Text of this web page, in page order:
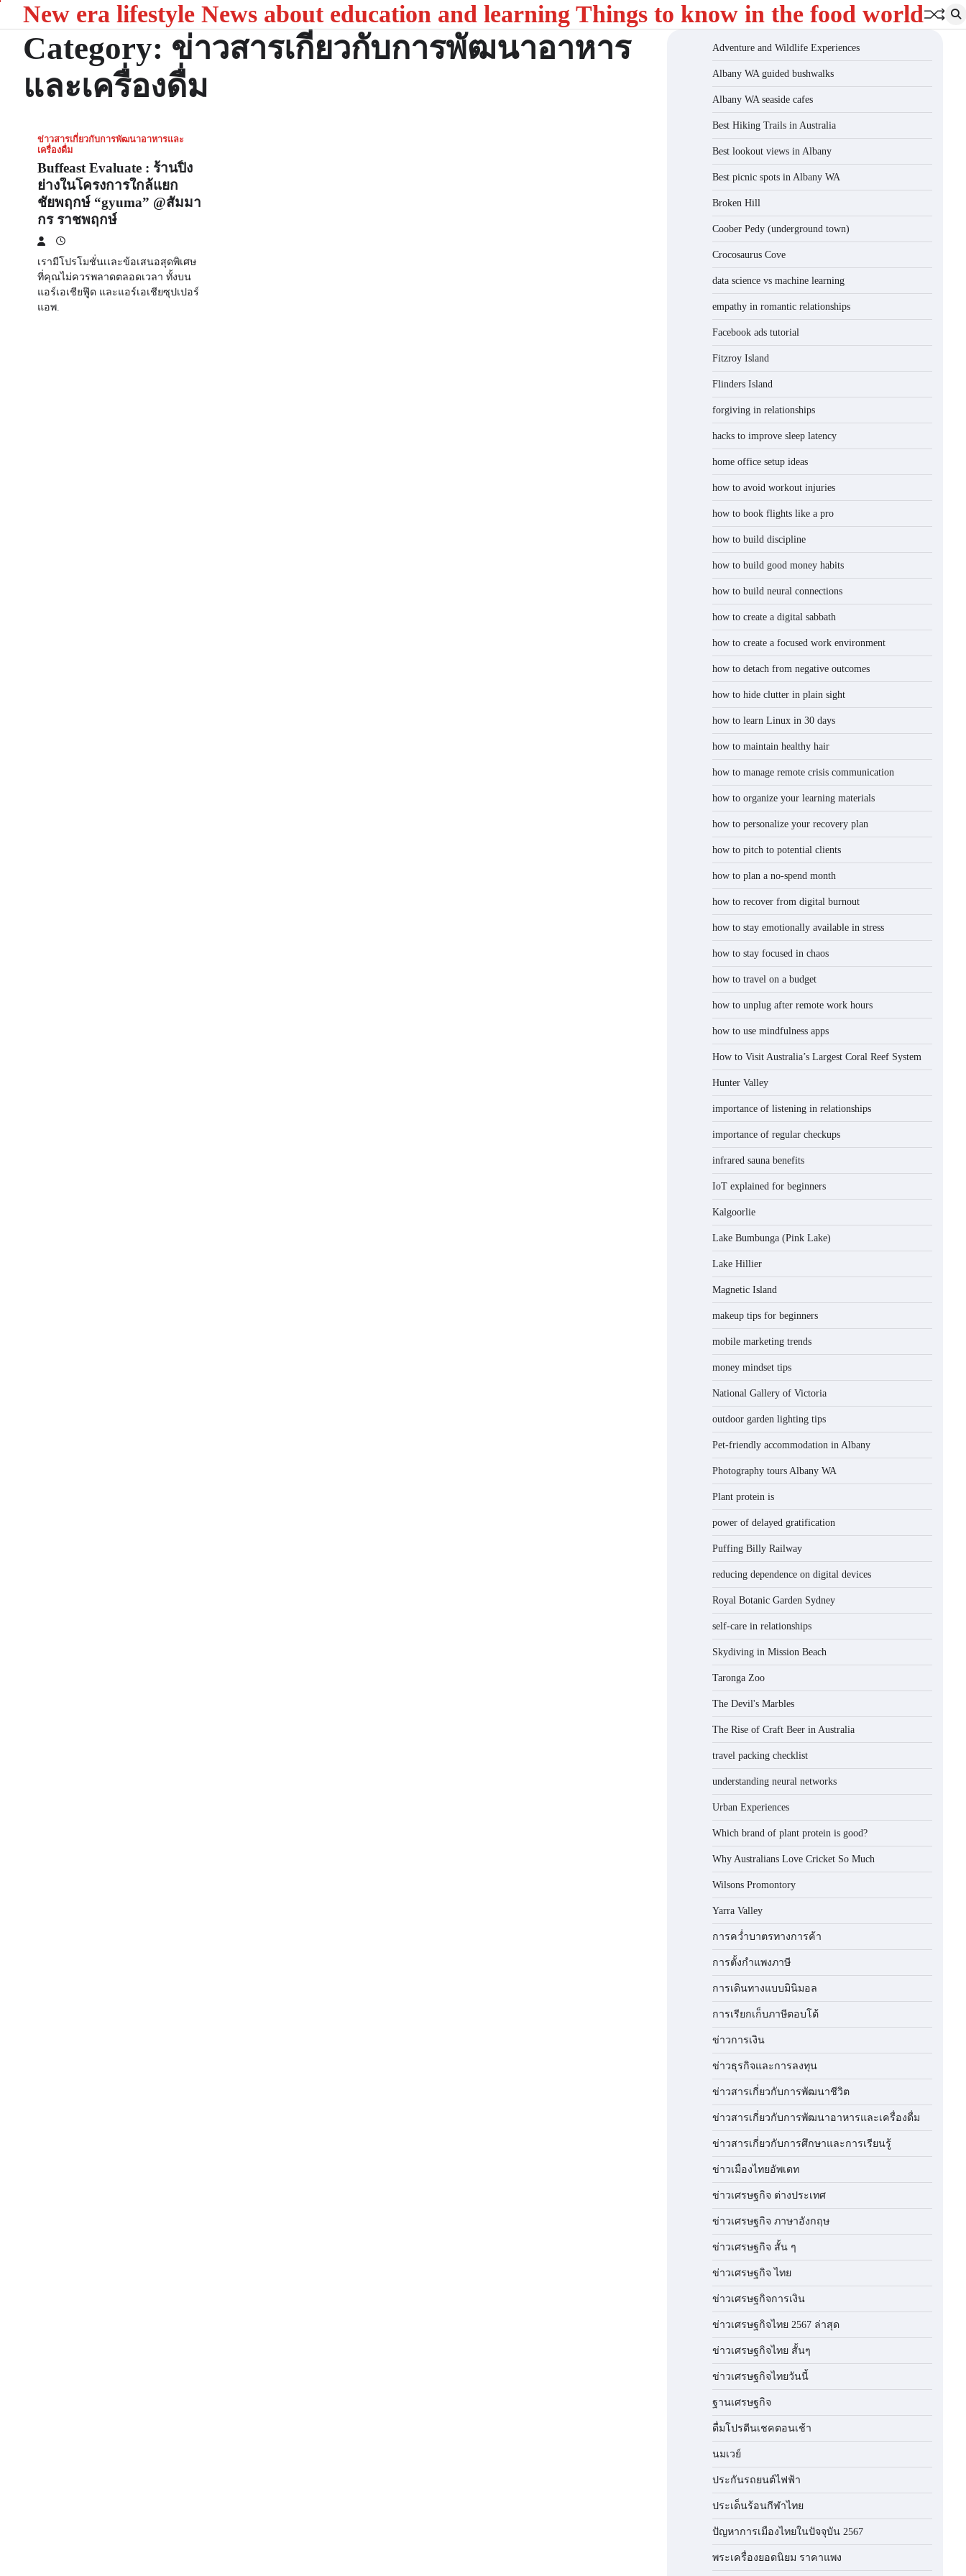
content
New era lifestyle News about education and learning Things to know in the food world
Category: ข่าวสารเกี่ยวกับการพัฒนาอาหาร
และเครื่องดื่ม
ข่าวสารเกี่ยวกับการพัฒนาอาหารและ
เครื่องดื่ม
Buffeast Evaluate : ร้านปิ้ง
ย่างในโครงการใกล้แยก
ชัยพฤกษ์ “gyuma” @สัมมา
กร ราชพฤกษ์
เรามีโปรโมชั่นเเละข้อเสนอสุดพิเศษ
ที่คุณไม่ควรพลาดตลอดเวลา ทั้งบน
แอร์เอเชียฟู๊ด และแอร์เอเชียซุปเปอร์
แอพ.
Adventure and Wildlife Experiences
Albany WA guided bushwalks
Albany WA seaside cafes
Best Hiking Trails in Australia
Best lookout views in Albany
Best picnic spots in Albany WA
Broken Hill
Coober Pedy (underground town)
Crocosaurus Cove
data science vs machine learning
empathy in romantic relationships
Facebook ads tutorial
Fitzroy Island
Flinders Island
forgiving in relationships
hacks to improve sleep latency
home office setup ideas
how to avoid workout injuries
how to book flights like a pro
how to build discipline
how to build good money habits
how to build neural connections
how to create a digital sabbath
how to create a focused work environment
how to detach from negative outcomes
how to hide clutter in plain sight
how to learn Linux in 30 days
how to maintain healthy hair
how to manage remote crisis communication
how to organize your learning materials
how to personalize your recovery plan
how to pitch to potential clients
how to plan a no-spend month
how to recover from digital burnout
how to stay emotionally available in stress
how to stay focused in chaos
how to travel on a budget
how to unplug after remote work hours
how to use mindfulness apps
How to Visit Australia’s Largest Coral Reef System
Hunter Valley
importance of listening in relationships
importance of regular checkups
infrared sauna benefits
IoT explained for beginners
Kalgoorlie
Lake Bumbunga (Pink Lake)
Lake Hillier
Magnetic Island
makeup tips for beginners
mobile marketing trends
money mindset tips
National Gallery of Victoria
outdoor garden lighting tips
Pet-friendly accommodation in Albany
Photography tours Albany WA
Plant protein is
power of delayed gratification
Puffing Billy Railway
reducing dependence on digital devices
Royal Botanic Garden Sydney
self-care in relationships
Skydiving in Mission Beach
Taronga Zoo
The Devil's Marbles
The Rise of Craft Beer in Australia
travel packing checklist
understanding neural networks
Urban Experiences
Which brand of plant protein is good?
Why Australians Love Cricket So Much
Wilsons Promontory
Yarra Valley
การคว่ำบาตรทางการค้า
การตั้งกำแพงภาษี
การเดินทางแบบมินิมอล
การเรียกเก็บภาษีตอบโต้
ข่าวการเงิน
ข่าวธุรกิจและการลงทุน
ข่าวสารเกี่ยวกับการพัฒนาชีวิต
ข่าวสารเกี่ยวกับการพัฒนาอาหารและเครื่องดื่ม
ข่าวสารเกี่ยวกับการศึกษาและการเรียนรู้
ข่าวเมืองไทยอัพเดท
ข่าวเศรษฐกิจ ต่างประเทศ
ข่าวเศรษฐกิจ ภาษาอังกฤษ
ข่าวเศรษฐกิจ สั้น ๆ
ข่าวเศรษฐกิจ ไทย
ข่าวเศรษฐกิจการเงิน
ข่าวเศรษฐกิจไทย 2567 ล่าสุด
ข่าวเศรษฐกิจไทย สั้นๆ
ข่าวเศรษฐกิจไทยวันนี้
ฐานเศรษฐกิจ
ดื่มโปรตีนเชคตอนเช้า
นมเวย์
ประกันรถยนต์ไฟฟ้า
ประเด็นร้อนกีฬาไทย
ปัญหาการเมืองไทยในปัจจุบัน 2567
พระเครื่องยอดนิยม ราคาแพง